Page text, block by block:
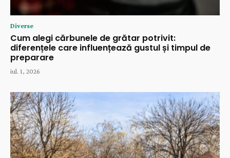
Diverse
Cum alegi cărbunele de grătar potrivit:
diferențele care influențează gustul și timpul de
preparare
iul. 1, 2026